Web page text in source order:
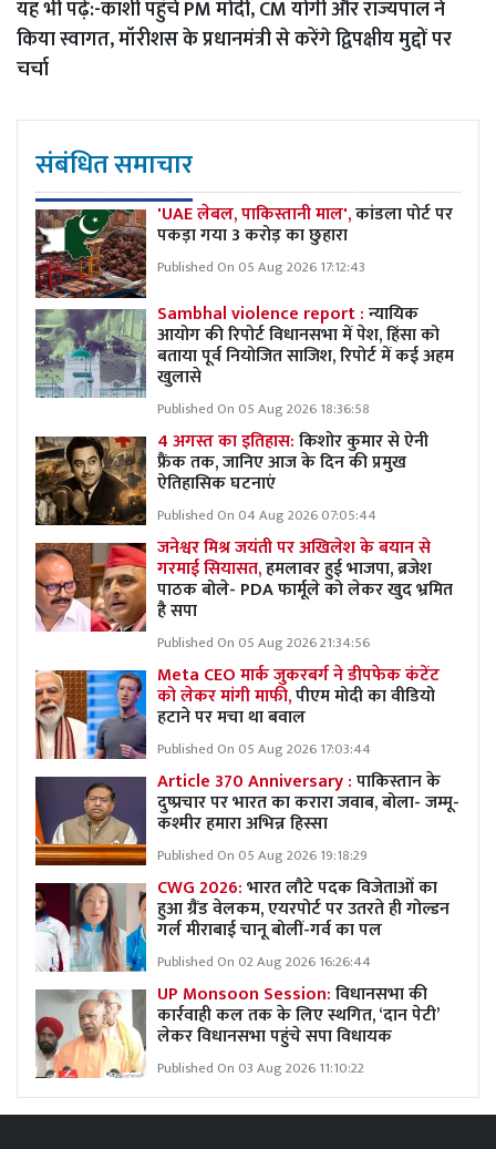
यह भी पढ़ें:-काशी पहुंचे PM मोदी, CM योगी और राज्यपाल ने
किया स्वागत, मॉरीशस के प्रधानमंत्री से करेंगे द्विपक्षीय मुद्दों पर
चर्चा
संबंधित समाचार
'UAE लेबल, पाकिस्तानी माल',कांडला पोर्ट पर
पकड़ा गया 3 करोड़ का छुहारा
Published On 05 Aug 2026 17:12:43
Sambhal violence report :न्यायिक
आयोग की रिपोर्ट विधानसभा में पेश, हिंसा को
बताया पूर्व नियोजित साजिश, रिपोर्ट में कई अहम
खुलासे
Published On 05 Aug 2026 18:36:58
4 अगस्त का इतिहास:किशोर कुमार से ऐनी
फ्रैंक तक, जानिए आज के दिन की प्रमुख
ऐतिहासिक घटनाएं
Published On 04 Aug 2026 07:05:44
जनेश्वर मिश्र जयंती पर अखिलेश के बयान से
गरमाई सियासत,हमलावर हुई भाजपा, ब्रजेश
पाठक बोले- PDA फार्मूले को लेकर खुद भ्रमित
है सपा
Published On 05 Aug 2026 21:34:56
Meta CEO मार्क जुकरबर्ग ने डीपफेक कंटेंट
को लेकर मांगी माफी,पीएम मोदी का वीडियो
हटाने पर मचा था बवाल
Published On 05 Aug 2026 17:03:44
Article 370 Anniversary :पाकिस्तान के
दुष्प्रचार पर भारत का करारा जवाब, बोला- जम्मू-
कश्मीर हमारा अभिन्न हिस्सा
Published On 05 Aug 2026 19:18:29
CWG 2026:भारत लौटे पदक विजेताओं का
हुआ ग्रैंड वेलकम, एयरपोर्ट पर उतरते ही गोल्डन
गर्ल मीराबाई चानू बोलीं-गर्व का पल
Published On 02 Aug 2026 16:26:44
UP Monsoon Session:विधानसभा की
कार्रवाही कल तक के लिए स्थगित, ‘दान पेटी’
लेकर विधानसभा पहुंचे सपा विधायक
Published On 03 Aug 2026 11:10:22